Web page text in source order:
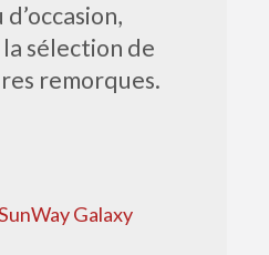
sélection de
remorques.